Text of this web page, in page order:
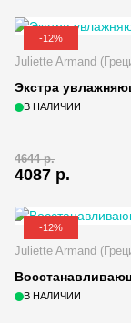
-12%
Juliette Armand
Экстра
В НАЛИЧИИ
4087 р.
4644 р.
-12%
Juliette Armand
В НАЛИЧИИ